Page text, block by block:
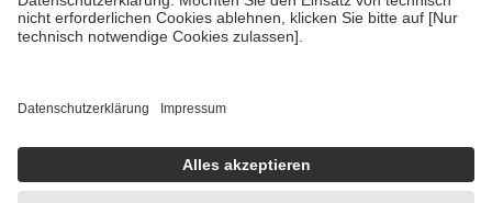
• Harn- und Blutteststreifen
getroffen, um sicherzustellen, dass es sich um echte Bewertungen
https://help.etrusted.com/hc/de/articles/4419944605341
Einige Bilder und Inhalte wurden unter Zuhilfenahme künstlicher